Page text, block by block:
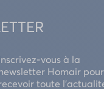
vous à la
Homair pour
toute